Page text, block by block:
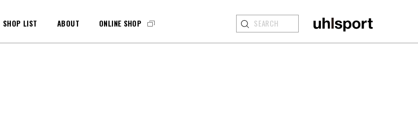
SHOP LIST ABOUT ONLINE SHOP